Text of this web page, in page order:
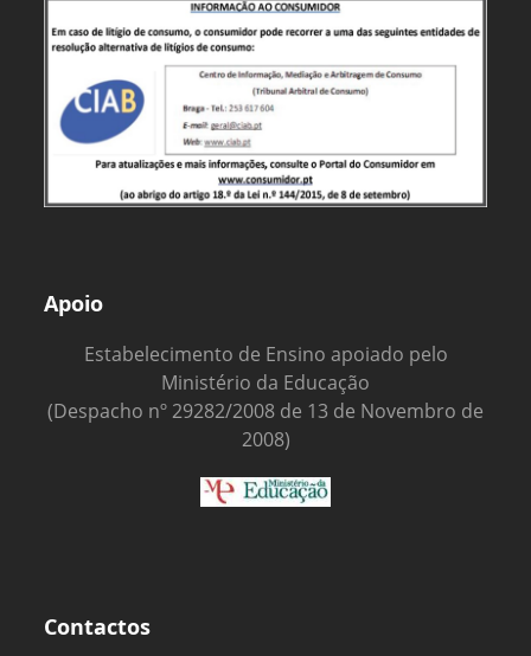
Apoio
Estabelecimento de Ensino apoiado pelo
Ministério da Educação
(Despacho nº 29282/2008 de 13 de Novembro de
2008)
Contactos